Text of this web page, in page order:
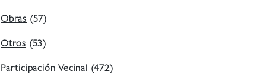
Obras (57)
Otros (53)
Participación Vecinal(472)